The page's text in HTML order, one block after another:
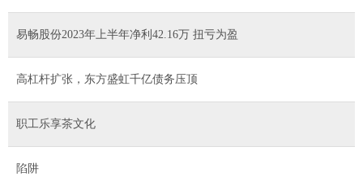
易畅股份2023年上半年净利42.16万 扭亏为盈
高杠杆扩张，东方盛虹千亿债务压顶
职工乐享茶文化
陷阱